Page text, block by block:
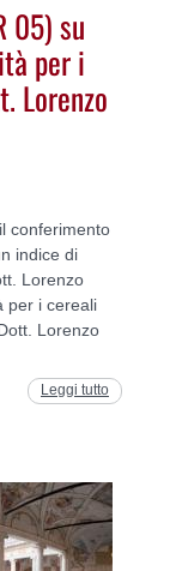
05) su
per i
Lorenzo
conferimento
indice di
Lorenzo
per i cereali
Lorenzo
Leggi tutto